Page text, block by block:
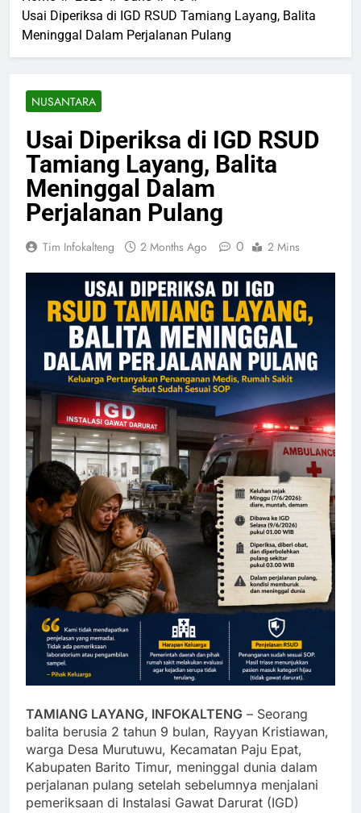
Usai Diperiksa di IGD RSUD Tamiang Layang, Balita
Meninggal Dalam Perjalanan Pulang
NUSANTARA
Usai Diperiksa di IGD RSUD
Tamiang Layang, Balita
Meninggal Dalam
Perjalanan Pulang
Tim Infokalteng 2 Months Ago 0 2 Mins
TAMIANG LAYANG, INFOKALTENG – Seorang
balita berusia 2 tahun 9 bulan, Rayyan Kristiawan,
warga Desa Murutuwu, Kecamatan Paju Epat,
Kabupaten Barito Timur, meninggal dunia dalam
perjalanan pulang setelah sebelumnya menjalani
pemeriksaan di Instalasi Gawat Darurat (IGD)